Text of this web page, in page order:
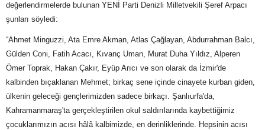
değerlendirmelerde bulunan YENİ Parti Denizli Milletvekili Şeref Arpacı
şunları söyledi:
“Ahmet Minguzzi, Ata Emre Akman, Atlas Çağlayan, Abdurrahman Balcı,
Gülden Coni, Fatih Acacı, Kıvanç Uman, Murat Duha Yıldız, Alperen
Ömer Toprak, Hakan Çakır, Eyüp Arıcı ve son olarak da İzmir'de
kalbinden bıçaklanan Mehmet; birkaç sene içinde cinayete kurban giden,
ülkenin geleceği gençlerimizden sadece birkaçı. Şanlıurfa'da,
Kahramanmaraş'ta gerçekleştirilen okul saldırılarında kaybettiğimiz
çocuklarımızın acısı hâlâ kalbimizde, en derinliklerinde. Hepsinin acısı